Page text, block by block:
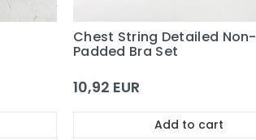
Chest String Detailed Non-
Padded Bra Set
10,92 EUR
Add to cart